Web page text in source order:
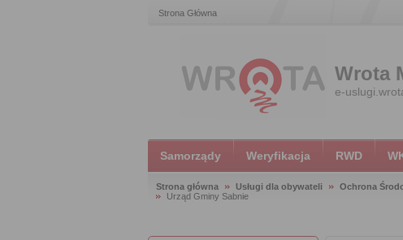
Strona Główna
Wrota
e-
Samorządy Weryfikacja RWD
Strona główna Usługi dla obywateli Ochrona
Urząd Gminy Sabnie